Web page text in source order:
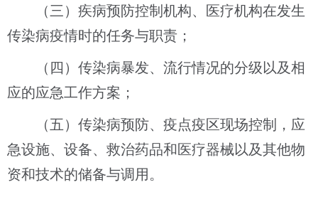
（三）疾病预防控制机构、医疗机构在发生
传染病疫情时的任务与职责；
（四）传染病暴发、流行情况的分级以及相
应的应急工作方案；
（五）传染病预防、疫点疫区现场控制，应
急设施、设备、救治药品和医疗器械以及其他物
资和技术的储备与调用。